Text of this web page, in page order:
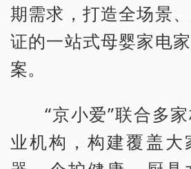
期需求，打造全场景
证的一站式母婴家电
案。
“京小爱”联合多
业机构，构建覆盖大